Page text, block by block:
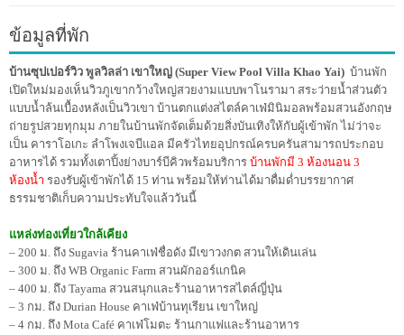
ข้อมูลที่พัก
บ้านซุปเปอร์วิว พูลวิลล่า เขาใหญ่ (Super View Pool Villa Khao Yai) บ้านพัก
เปิดใหม่มองเห็นวิวภูเขากว้างใหญ่สวยงามแบบพาโนรามา สระว่ายน้ำส่วนตัว
แบบน้ำล้นเบื้องหลังเป็นวิวเขา บ้านตกแต่งสไตล์คาเฟ่มินิมอลพร้อมสวนอังกฤษ
ถ่ายรูปสวยทุกมุม ภายในบ้านพักจัดเต็มด้วยสิ่งบันเทิงให้กับผู้เข้าพัก ไม่ว่าจะ
เป็น คาราโอเกะ ลำโพงเจบีแอล มีครัวไทยอุปกรณ์ครบครันสามารถประกอบ
อาหารได้ รวมทั้งเตาปิ้งย่างบาร์บีคิวพร้อมบริการ บ้านพักมี 3 ห้องนอน 3
ห้องน้ำ รองรับผู้เข้าพักได้ 15 ท่าน พร้อมให้ท่านได้มาดื่มด่ำบรรยากาศ
ธรรมชาติเก็บความประทับใจแล้ววันนี้
แหล่งท่องเที่ยวใกล้เคียง
– 200 ม. ถึง Sugavia ร้านคาเฟ่ชื่อดัง มีเขาวงกต สวนให้เดินเล่น
– 300 ม. ถึง WB Organic Farm สวนผักออร์แกนิค
– 400 ม. ถึง Tayama สวนสนุกและร้านอาหารสไตล์ญี่ปุ่น
– 3 กม. ถึง Durian House คาเฟ่บ้านทุเรียน เขาใหญ่
– 4 กม. ถึง Mota Café คาเฟ่โมตะ ร้านกาแฟและร้านอาหาร